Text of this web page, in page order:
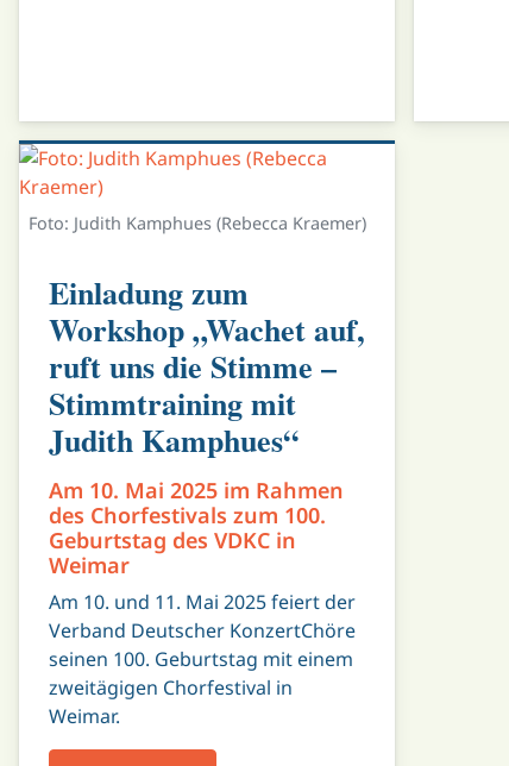
Foto: Judith Kamphues (Rebecca Kraemer)
Einladung zum
Workshop „Wachet auf,
ruft uns die Stimme –
Stimmtraining mit
Judith Kamphues“
Am 10. Mai 2025 im Rahmen
des Chorfestivals zum 100.
Geburtstag des VDKC in
Weimar
Am 10. und 11. Mai 2025 feiert der
Verband Deutscher KonzertChöre
seinen 100. Geburtstag mit einem
zweitägigen Chorfestival in
Weimar.